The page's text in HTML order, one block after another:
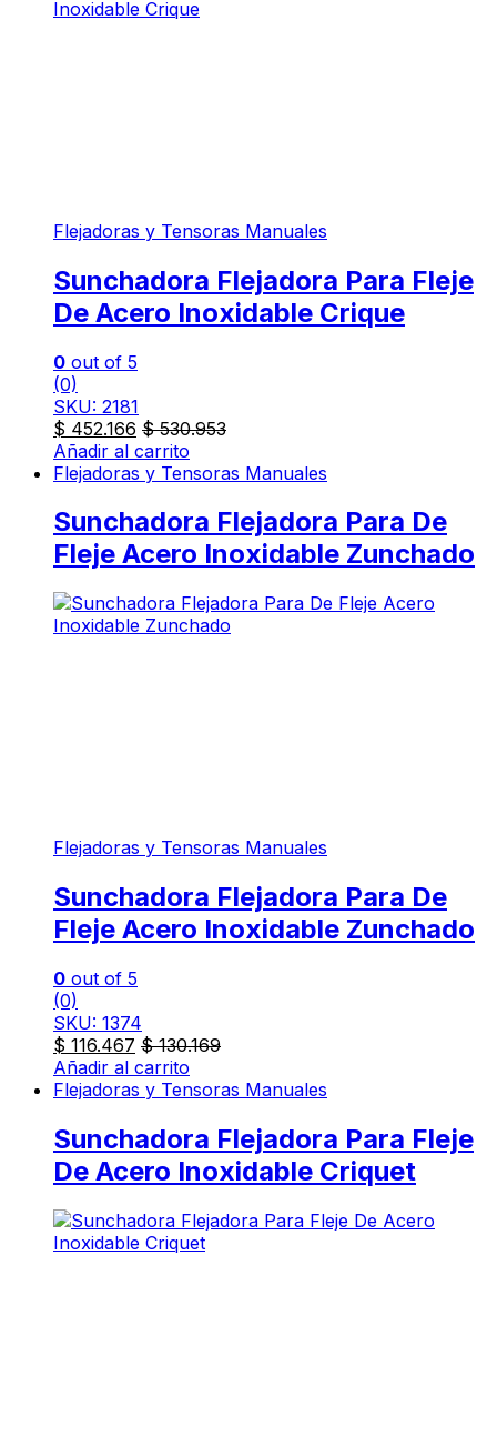
Flejadoras y Tensoras Manuales
Sunchadora Flejadora Para Fleje
De Acero Inoxidable Crique
0 out of 5
(0)
SKU: 2181
$ 452.166 $530.953
Añadir al carrito
Flejadoras y Tensoras Manuales
Sunchadora Flejadora Para De
Fleje Acero Inoxidable Zunchado
Flejadoras y Tensoras Manuales
Sunchadora Flejadora Para De
Fleje Acero Inoxidable Zunchado
0 out of 5
(0)
SKU: 1374
$ 116.467 $130.169
Añadir al carrito
Flejadoras y Tensoras Manuales
Sunchadora Flejadora Para Fleje
De Acero Inoxidable Criquet